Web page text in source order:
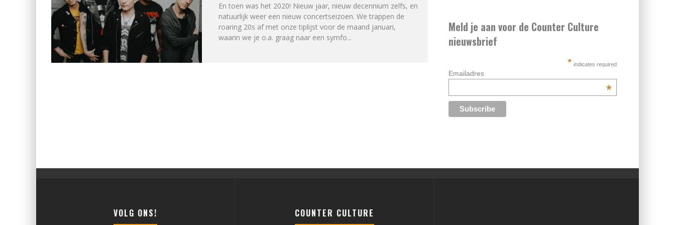
En toen was het 2020! Nieuw jaar, nieuw decennium zelfs, en
natuurlijk weer een nieuw concertseizoen. We trappen de
roaring 20s af met onze tiplijst voor de maand januari,
waarin we je o.a. graag naar een symfo...
Meld je aan voor de Counter Culture
nieuwsbrief
* indicates required
Emailadres
*
VOLG ONS! COUNTER CULTURE